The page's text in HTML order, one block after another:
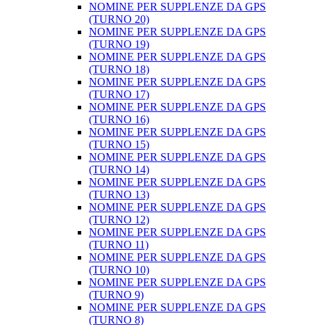
NOMINE PER SUPPLENZE DA GPS
(TURNO 20)
NOMINE PER SUPPLENZE DA GPS
(TURNO 19)
NOMINE PER SUPPLENZE DA GPS
(TURNO 18)
NOMINE PER SUPPLENZE DA GPS
(TURNO 17)
NOMINE PER SUPPLENZE DA GPS
(TURNO 16)
NOMINE PER SUPPLENZE DA GPS
(TURNO 15)
NOMINE PER SUPPLENZE DA GPS
(TURNO 14)
NOMINE PER SUPPLENZE DA GPS
(TURNO 13)
NOMINE PER SUPPLENZE DA GPS
(TURNO 12)
NOMINE PER SUPPLENZE DA GPS
(TURNO 11)
NOMINE PER SUPPLENZE DA GPS
(TURNO 10)
NOMINE PER SUPPLENZE DA GPS
(TURNO 9)
NOMINE PER SUPPLENZE DA GPS
(TURNO 8)